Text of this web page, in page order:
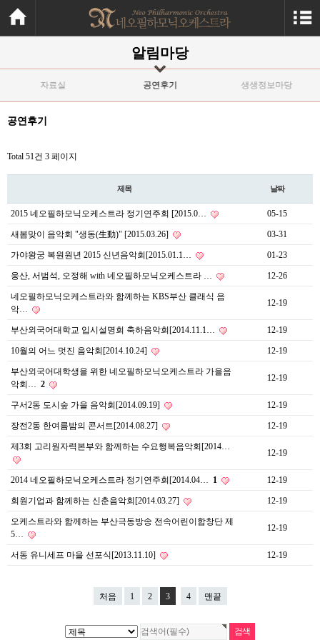
알림마당
자료실 공연후기 생생정보마당
공연후기
Total 51건 3 페이지
제목 날짜
2015 네오필하모닉오케스트라 정기연주회 [2015.0… 05-15
새봄맞이 음악회 "생동(生動)" [2015.03.26] 03-31
가야왕궁 복원원년 2015 신년음악회[2015.01.1… 01-23
웅산, 서범석, 오정해 with 네오필하모닉오케스트라 … 12-26
네오필하모닉오케스트라와 함께하는 KBS부산 클래식 음
악…
12-19
부산외국어대학교 입시설명회 축하음악회[2014.11.1… 12-19
10월의 어느 멋진 음악회[2014.10.24] 12-19
부산외국어대학생을 위한 네오필하모닉오케스트라 가을음
악회… 2
12-19
구서2동 도시숲 가을 음악회[2014.09.19] 12-19
장전2동 한여름밤의 콘서트[2014.08.27] 12-19
제3회 고리원자력본부와 함께하는 수요행복음악회[2014…
12-19
2014 네오필하모닉오케스트라 정기연주회[2014.04… 1 12-19
회원기업과 함께하는 신춘음악회[2014.03.27] 12-19
오케스트라와 함께하는 부산극동방송 전속어린이합창단 제
5…
12-19
서동 유니세프 마을 선포식[2013.11.10] 12-19
처음 1 2 3 4 맨끝